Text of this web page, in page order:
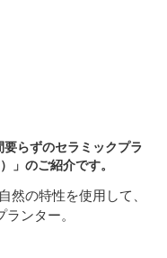
らずのセラミックプラ
のご紹介です。
の特性を使用して、
ンター。